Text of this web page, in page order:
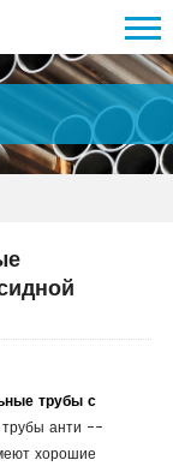
трубы с
анти --
хорошие